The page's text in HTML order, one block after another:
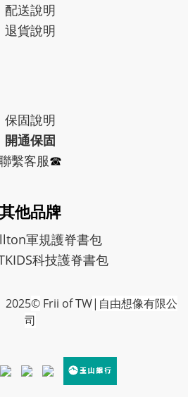
配送說明
退貨說明
保固說明
開通保固
繫客服☎︎
其他品牌
軍規護脊書包
科技護脊書包
2025© Frii of TW|自由想像有限公
司